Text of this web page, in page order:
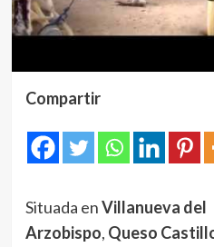
Compartir
Situada enVillanueva del
Arzobispo, Queso